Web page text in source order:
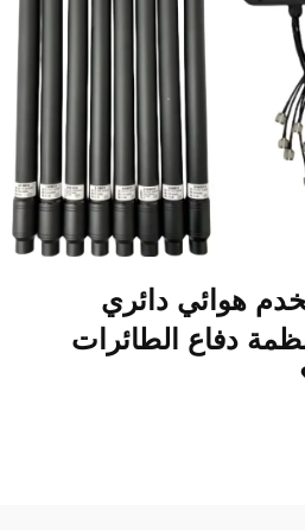
هوائي دائري
دفاع الطائرات